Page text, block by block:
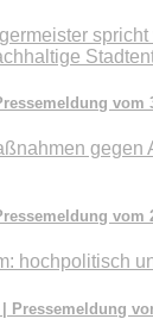
vom
gegen
vom
hochpolitisch
Pressemeldung